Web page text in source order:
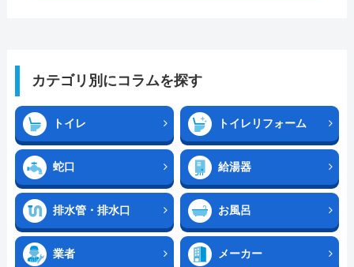
カテゴリ別にコラムを探す
トイレ トイレリフォーム
蛇口 給湯器
排水管・排水口 お風呂
業者 メーカー